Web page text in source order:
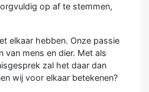
op af te stemmen,
elkaar hebben. Onze passie
van mens en dier. Met als
zal het daar dan
wij voor elkaar betekenen?